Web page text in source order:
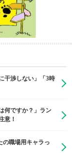
干渉しない」「3時
何ですか？」ラン
意！
職場用キャラっ